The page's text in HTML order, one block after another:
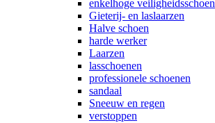
enkelhoge veiligheidsschoen
Gieterij- en laslaarzen
Halve schoen
harde werker
Laarzen
lasschoenen
professionele schoenen
sandaal
Sneeuw en regen
verstoppen